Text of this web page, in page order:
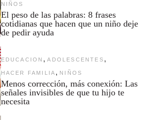
NIÑOS
El peso de las palabras: 8 frases
cotidianas que hacen que un niño deje
de pedir ayuda
EDUCACION , ADOLESCENTES ,
HACER FAMILIA , NIÑOS
Menos corrección, más conexión: Las
señales invisibles de que tu hijo te
necesita